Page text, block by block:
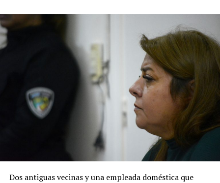
Dos antiguas vecinas y una empleada doméstica que